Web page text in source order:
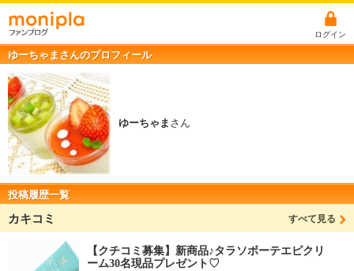
ログイン
ゆーちゃまさんのプロフィール
ゆーちゃま さん
投稿履歴一覧
カキコミ すべて見る
【クチコミ募集】新商品♪タラソボーテエピクリ
ーム30名現品プレゼント♡